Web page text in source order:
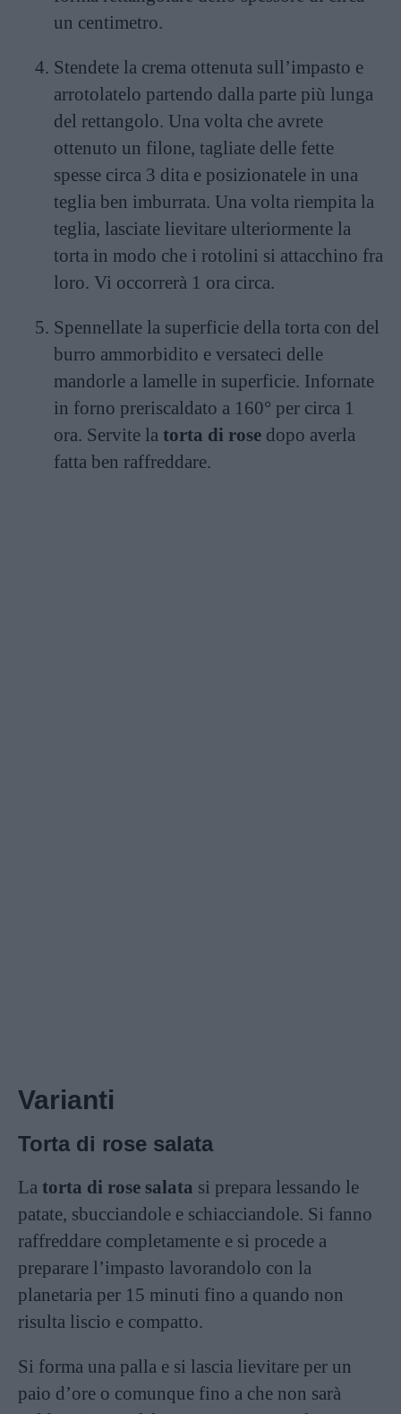
un centimetro.
Stendete la crema ottenuta sull’impasto e
arrotolatelo partendo dalla parte più lunga
del rettangolo. Una volta che avrete
ottenuto un filone, tagliate delle fette
spesse circa 3 dita e posizionatele in una
teglia ben imburrata. Una volta riempita la
teglia, lasciate lievitare ulteriormente la
torta in modo che i rotolini si attacchino fra
loro. Vi occorrerà 1 ora circa.
Spennellate la superficie della torta con del
burro ammorbidito e versateci delle
mandorle a lamelle in superficie. Infornate
in forno preriscaldato a 160° per circa 1
ora. Servite la torta di rose dopo averla
fatta ben raffreddare.
Varianti
Torta di rose salata
La torta di rose salata si prepara lessando le
patate, sbucciandole e schiacciandole. Si fanno
raffreddare completamente e si procede a
preparare l’impasto lavorandolo con la
planetaria per 15 minuti fino a quando non
risulta liscio e compatto.
Si forma una palla e si lascia lievitare per un
paio d’ore o comunque fino a che non sarà